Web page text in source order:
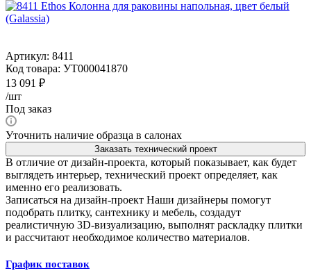
Артикул: 8411
Код товара: УТ000041870
13 091 ₽
/шт
Под заказ
Уточнить наличие образца в салонах
Заказать технический проект
В отличие от дизайн-проекта, который показывает, как будет
выглядеть интерьер, технический проект определяет, как
именно его реализовать.
Записаться на дизайн-проект Наши дизайнеры помогут
подобрать плитку, сантехнику и мебель, создадут
реалистичную 3D-визуализацию, выполнят раскладку плитки
и рассчитают необходимое количество материалов.
График поставок